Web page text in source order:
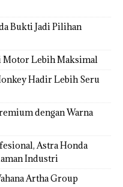
Bukti Jadi Pilihan
Motor Lebih Maksimal
Hadir Lebih Seru
dengan Warna
Astra Honda
Industri
Artha Group